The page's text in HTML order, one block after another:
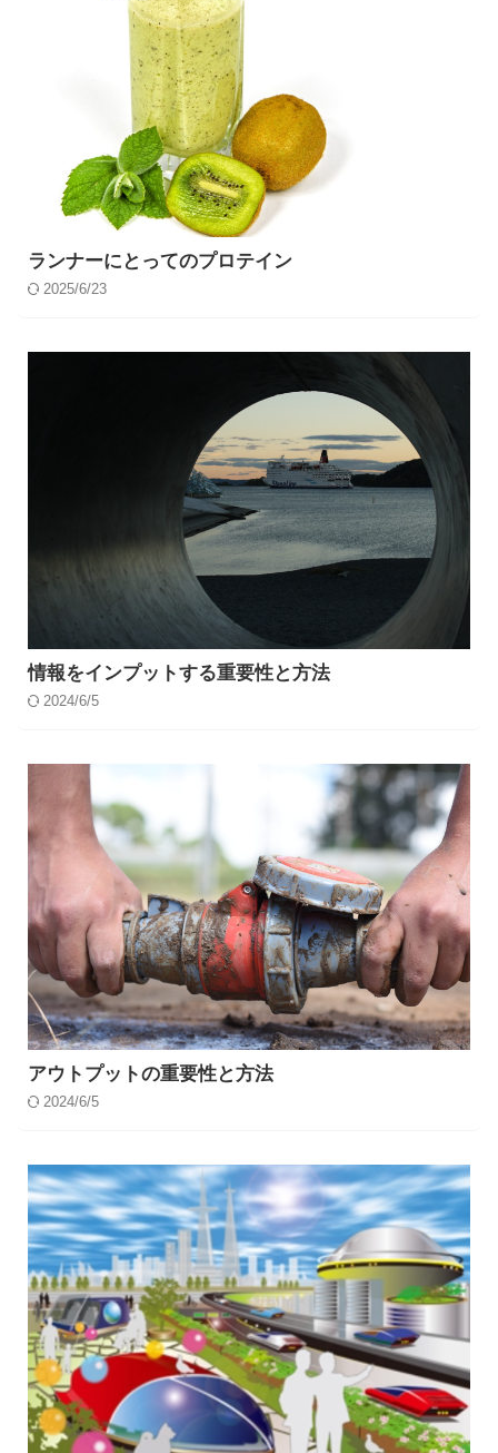
ランナーにとってのプロテイン
2025/6/23
情報をインプットする重要性と方法
2024/6/5
アウトプットの重要性と方法
2024/6/5